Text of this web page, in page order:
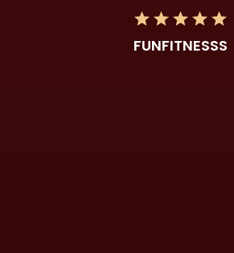
FUNFITNESSS